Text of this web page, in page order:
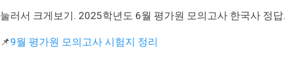
눌러서 크게보기. 2025학년도 6월 평가원 모의고사 한국사 정답.
📌9월 평가원 모의고사 시험지 정리